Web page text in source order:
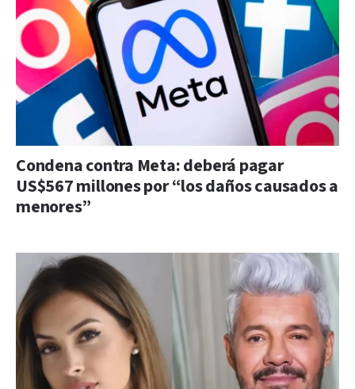
Condena contra Meta: deberá pagar
US$567 millones por “los daños causados a
menores”